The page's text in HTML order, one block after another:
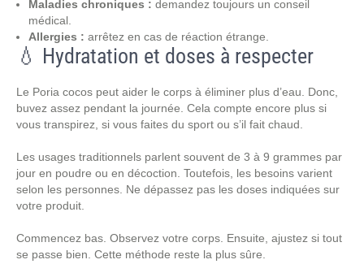
Maladies chroniques : demandez toujours un conseil
médical.
Allergies : arrêtez en cas de réaction étrange.
💧 Hydratation et doses à respecter
Le Poria cocos peut aider le corps à éliminer plus d’eau. Donc,
buvez assez pendant la journée. Cela compte encore plus si
vous transpirez, si vous faites du sport ou s’il fait chaud.
Les usages traditionnels parlent souvent de 3 à 9 grammes par
jour en poudre ou en décoction. Toutefois, les besoins varient
selon les personnes. Ne dépassez pas les doses indiquées sur
votre produit.
Commencez bas. Observez votre corps. Ensuite, ajustez si tout
se passe bien. Cette méthode reste la plus sûre.